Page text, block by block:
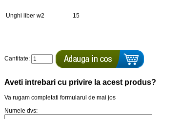
Unghi liber w2 15
Cantitate:
Aveti intrebari cu privire la acest produs?
Va rugam completati formularul de mai jos
Numele dvs: